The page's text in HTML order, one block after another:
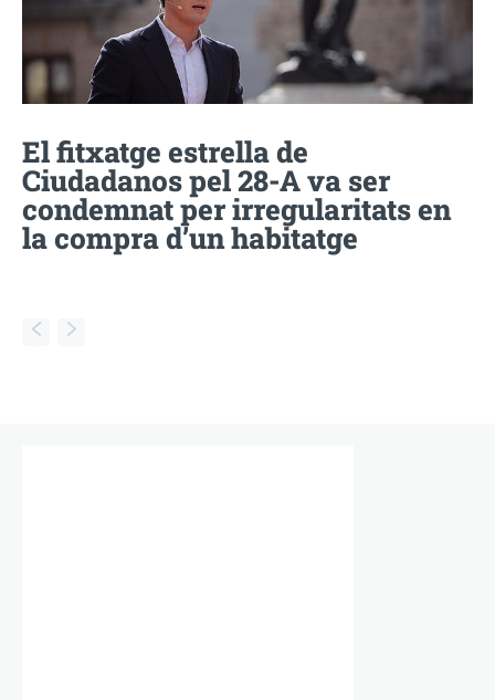
El fitxatge estrella de
Ciudadanos pel 28-A va ser
condemnat per irregularitats en
la compra d’un habitatge